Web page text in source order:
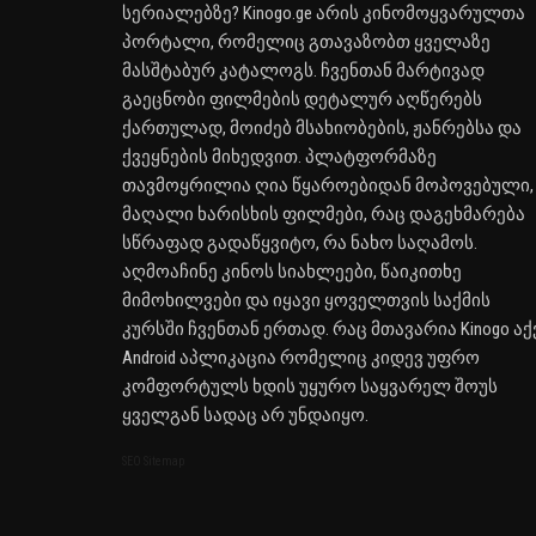
სერიალებზე? Kinogo.ge არის კინომოყვარულთა
პორტალი, რომელიც გთავაზობთ ყველაზე
მასშტაბურ კატალოგს. ჩვენთან მარტივად
გაეცნობი ფილმების დეტალურ აღწერებს
ქართულად, მოიძებ მსახიობების, ჟანრებსა და
ქვეყნების მიხედვით. პლატფორმაზე
თავმოყრილია ღია წყაროებიდან მოპოვებული,
მაღალი ხარისხის ფილმები, რაც დაგეხმარება
სწრაფად გადაწყვიტო, რა ნახო საღამოს.
აღმოაჩინე კინოს სიახლეები, წაიკითხე
მიმოხილვები და იყავი ყოველთვის საქმის
კურსში ჩვენთან ერთად. რაც მთავარია Kinogo
Android აპლიკაცია რომელიც კიდევ უფრო
კომფორტულს ხდის უყურო საყვარელ შოუს
ყველგან სადაც არ უნდაიყო.